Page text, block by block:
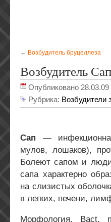
← Возбудитель бруцеллеза
Возбудитель
Опубликовано 28.03.09
Рубрика: Возбудители
Сап —
мулов, лошаков),
Болеют сапом и
сапа характерно
на слизистых
в легких, печени,
Морфология. Bact.